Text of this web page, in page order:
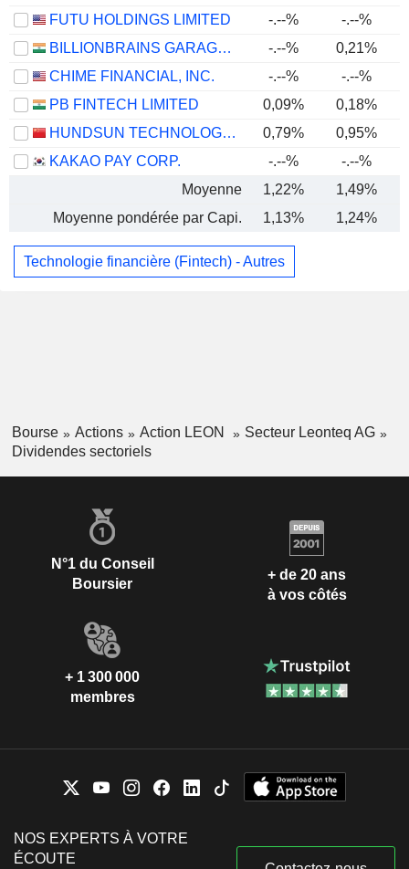
FUTU HOLDINGS LIMITED
-.--% -.--%
BILLIONBRAINS GARAGE VENTURES LIMITED
-.--%
0,21%
CHIME FINANCIAL, INC.
-.--% -.--%
PB FINTECH LIMITED
0,09% 0,18%
HUNDSUN TECHNOLOGIES INC.
0,79% 0,95%
KAKAO PAY CORP.
-.--% -.--%
Moyenne
1,22% 1,49%
Moyenne pondérée par Capi.
1,13% 1,24%
Technologie financière (Fintech) - Autres
Bourse Actions Action LEON
Secteur Leonteq AG
Dividendes sectoriels
N°1 du Conseil
Boursier
+ de 20 ans
à vos côtés
+ 1 300 000
membres
NOS EXPERTS À VOTRE
ÉCOUTE